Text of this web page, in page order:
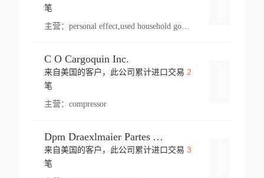
笔
主营： personal effect,used household goods
C O Cargoquin Inc.
来自美国的客户，此公司累计进口交易 2
笔
主营： compressor
Dpm Draexlmaier Partes Automotrices Corr Ind Huejotzingo
来自美国的客户，此公司累计进口交易 3
笔